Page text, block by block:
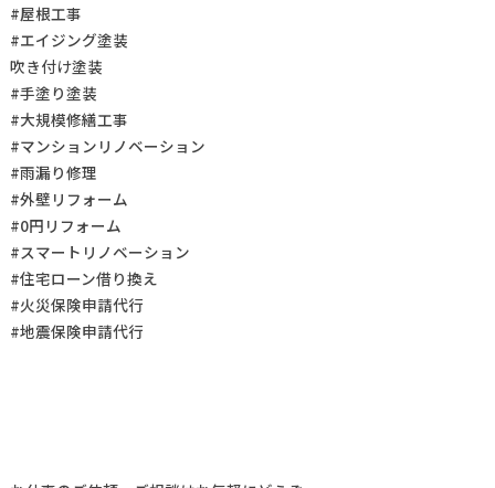
#屋根工事
#エイジング塗装
吹き付け塗装
#手塗り塗装
#大規模修繕工事
#マンションリノベーション
#雨漏り修理
#外壁リフォーム
#0円リフォーム
#スマートリノベーション
#住宅ローン借り換え
#火災保険申請代行
#地震保険申請代行